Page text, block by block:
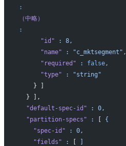
:
（中略）
:
      "id"
:
8,
      "name"
:
"c_mktsegment",
      "required"
: false,
      "type"
:
"string"
    } ]
  } ],
  "default-spec-id"
:
0,
  "partition-specs"
:
{
    "spec-id"
:
0,
    "fields"
: